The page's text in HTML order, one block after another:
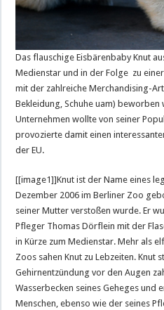
Das flauschige Eisbärenbaby Knut
Medienstar und in der Folge zu
mit der zahlreiche Merchandising-
Bekleidung, Schuhe uam) beworben
Unternehmen wollte von seiner
provozierte damit einen
der EU.
[[image1]]Knut ist der Name eines
Dezember 2006 im Berliner Zoo
seiner Mutter verstoßen wurde. Er
Pfleger Thomas Dörflein mit der
in Kürze zum Medienstar. Mehr als
Zoos sahen Knut zu Lebzeiten. Knut
Gehirnentzündung vor den Augen
Wasserbecken seines Geheges und
Menschen, ebenso wie der seines